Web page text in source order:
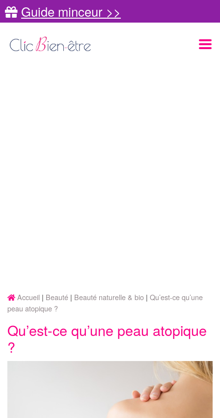
Guide minceur >>
Accueil Beauté Beauté naturelle & bio Qu’est-ce qu’une
peau atopique ?
Qu’est-ce qu’une peau atopique
?